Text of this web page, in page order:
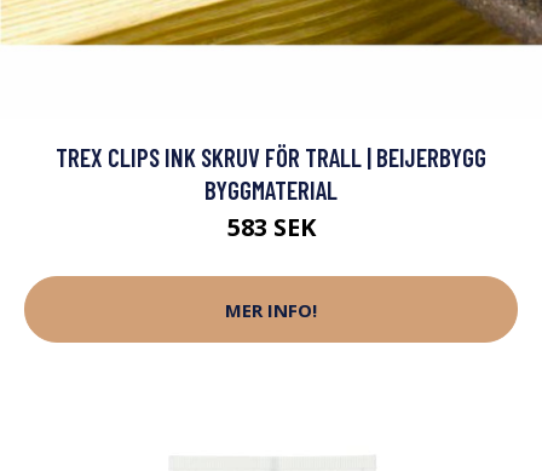
TREX CLIPS INK SKRUV FÖR TRALL | BEIJERBYGG
BYGGMATERIAL
583 SEK
MER INFO!